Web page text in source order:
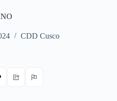
CDD Cusco